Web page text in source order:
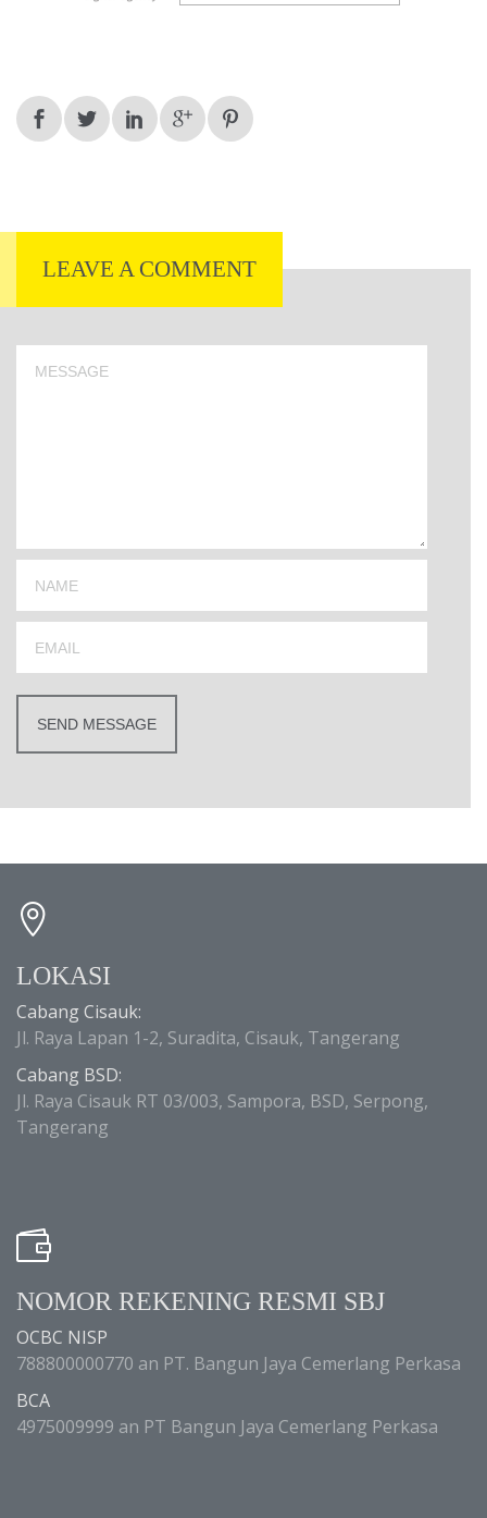
LEAVE A COMMENT
LOKASI
Cabang Cisauk:
Jl. Raya Lapan 1-2, Suradita, Cisauk, Tangerang
Cabang BSD:
Jl. Raya Cisauk RT 03/003, Sampora, BSD, Serpong,
Tangerang
NOMOR REKENING RESMI SBJ
OCBC NISP
788800000770 an PT. Bangun Jaya Cemerlang Perkasa
BCA
4975009999 an PT Bangun Jaya Cemerlang Perkasa